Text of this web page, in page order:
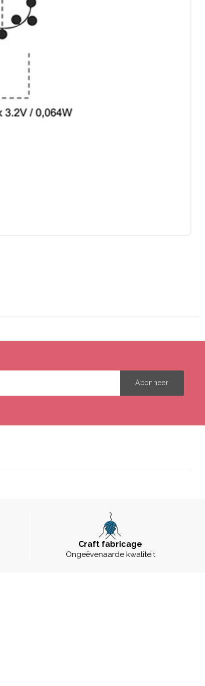
Craft fabricage
Ongeëvenaarde kwaliteit